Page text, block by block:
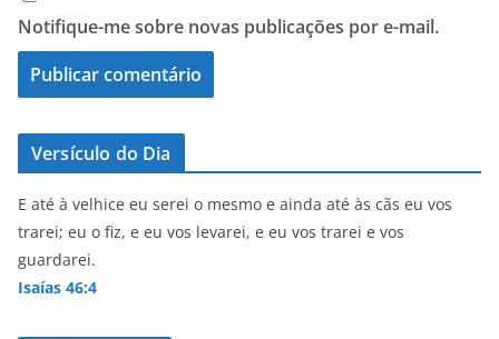
Notifique-me sobre novas publicações por e-mail.
Versículo do Dia
E até à velhice eu serei o mesmo e ainda até às cãs eu vos
trarei; eu o fiz, e eu vos levarei, e eu vos trarei e vos
guardarei.
Isaías 46:4